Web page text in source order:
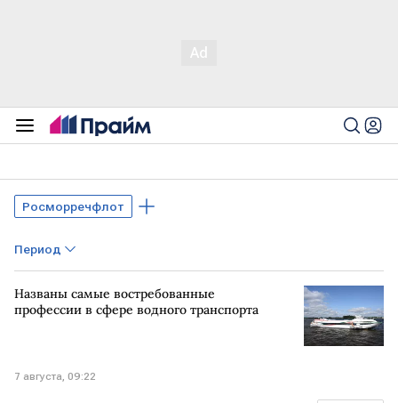
Росморречфлот
Период
Названы самые востребованные
профессии в сфере водного транспорта
7 августа, 09:22